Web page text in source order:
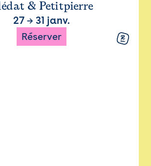
& Petitpierre
27 → 31 janv.
Réserver